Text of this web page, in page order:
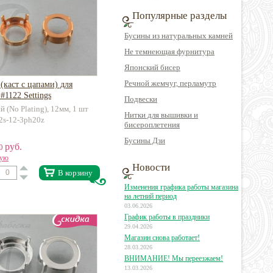
с цапами) для
Settings
(No Plating), 12мм, 1 шт
12-3ph20z
руб.
В корзину
Популярные разделы
Бусины из натуральных камней
Не темнеющая фурнитура
Японский бисер
Речной жемчуг, перламутр
Подвески
Нитки для вышивки и
бисероплетения
Бусины Дзи
Новости
Изменения графика работы магазина
на летний период
03.06.2026
График работы в праздники
29.04.2026
Магазин снова работает!
28.03.2026
ВНИМАНИЕ! Мы переезжаем!
13.03.2026